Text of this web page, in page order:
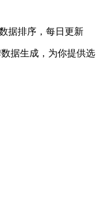
据排序，每日更新
据生成，为你提供选